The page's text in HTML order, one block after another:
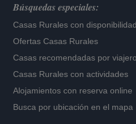
Búsquedas especiales:
Casas Rurales con disponibilidad
Ofertas Casas Rurales
Casas recomendadas por
Casas Rurales con actividades
Alojamientos con reserva online
Busca por ubicación en el mapa